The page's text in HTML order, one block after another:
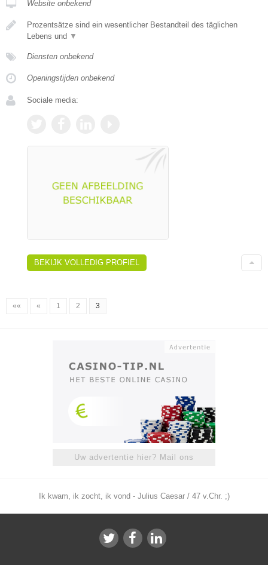
Website onbekend
Prozentsätze sind ein wesentlicher Bestandteil des täglichen
Lebens und ▼
Diensten onbekend
Openingstijden onbekend
Sociale media:
BEKIJK VOLLEDIG PROFIEL
«« « 1 2 3
Uw advertentie hier? Mail ons
Ik kwam, ik zocht, ik vond - Julius Caesar / 47 v.Chr. ;)